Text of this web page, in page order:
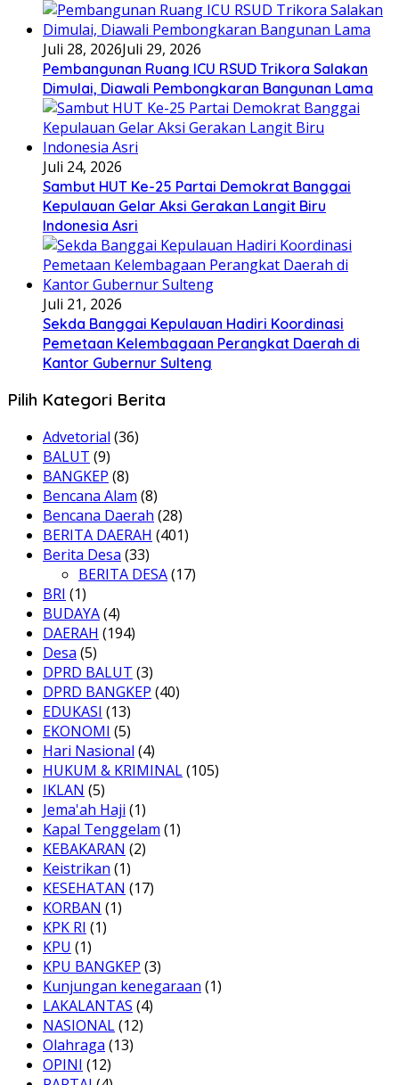
Juli 28, 2026Juli 29, 2026
Pembangunan Ruang ICU RSUD Trikora Salakan
Dimulai, Diawali Pembongkaran Bangunan Lama
Juli 24, 2026
Sambut HUT Ke-25 Partai Demokrat Banggai
Kepulauan Gelar Aksi Gerakan Langit Biru
Indonesia Asri
Juli 21, 2026
Sekda Banggai Kepulauan Hadiri Koordinasi
Pemetaan Kelembagaan Perangkat Daerah di
Kantor Gubernur Sulteng
Pilih Kategori Berita
Advetorial (36)
BALUT (9)
BANGKEP (8)
Bencana Alam (8)
Bencana Daerah (28)
BERITA DAERAH (401)
Berita Desa (33)
BERITA DESA(17)
BRI (1)
BUDAYA(4)
DAERAH (194)
Desa (5)
DPRD BALUT (3)
DPRD BANGKEP (40)
EDUKASI (13)
EKONOMI (5)
Hari Nasional (4)
HUKUM & KRIMINAL(105)
IKLAN (5)
Jema'ah Haji (1)
Kapal Tenggelam (1)
KEBAKARAN (2)
Keistrikan (1)
KESEHATAN (17)
KORBAN (1)
KPK RI (1)
KPU (1)
KPU BANGKEP (3)
Kunjungan kenegaraan (1)
LAKALANTAS (4)
NASIONAL(12)
Olahraga (13)
OPINI (12)